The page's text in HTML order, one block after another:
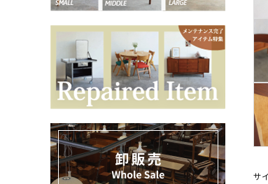
メンテナンスについて
ギャラリー・シーン
納品事例
エキシビジョン・展示会
サ